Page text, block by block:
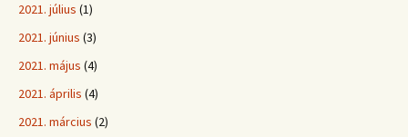
2021. július (1)
2021. június (3)
2021. május (4)
2021. április (4)
2021. március (2)